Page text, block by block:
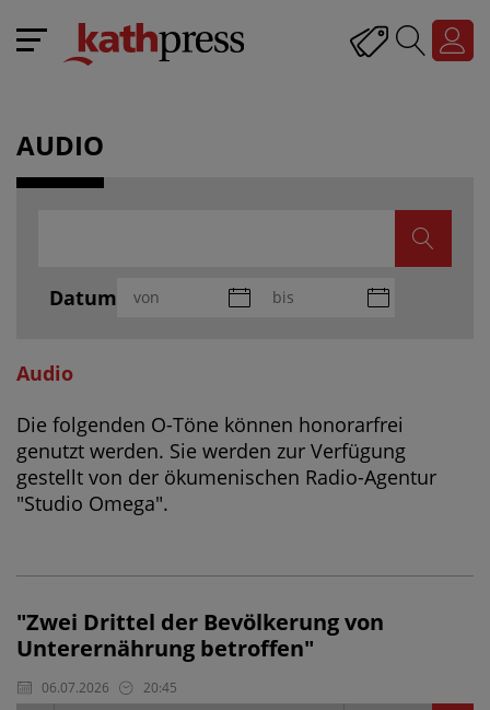
AUDIO
Datum
Audio
Die folgenden O-Töne können honorarfrei
genutzt werden. Sie werden zur Verfügung
gestellt von der ökumenischen Radio-Agentur
"Studio Omega".
"Zwei Drittel der Bevölkerung von
Unterernährung betroffen"
06.07.2026 20:45